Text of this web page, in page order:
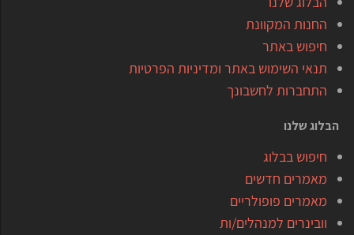
החנות המקוונת
חיפוש באתר
תנאי השימוש באתר ומדיניות הפרטיות
התחברות לחשבונך
הבלוג שלנו
חיפוש בבלוג
מאמרים חדשים
מאמרים פופולריים
וובינרים למנהלים/ות